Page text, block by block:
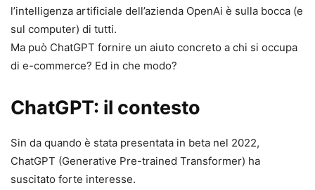
l’intelligenza artificiale dell’azienda OpenAi è sulla bocca (e
sul computer) di tutti.
Ma può ChatGPT fornire un aiuto concreto a chi si occupa
di e-commerce? Ed in che modo?
ChatGPT: il contesto
Sin da quando è stata presentata in beta nel 2022,
ChatGPT (Generative Pre-trained Transformer) ha
suscitato forte interesse.